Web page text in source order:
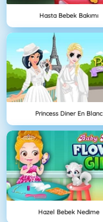
Hasta Bebek Bakımı
Princess Diner En Blanc
Hazel Bebek Nedime